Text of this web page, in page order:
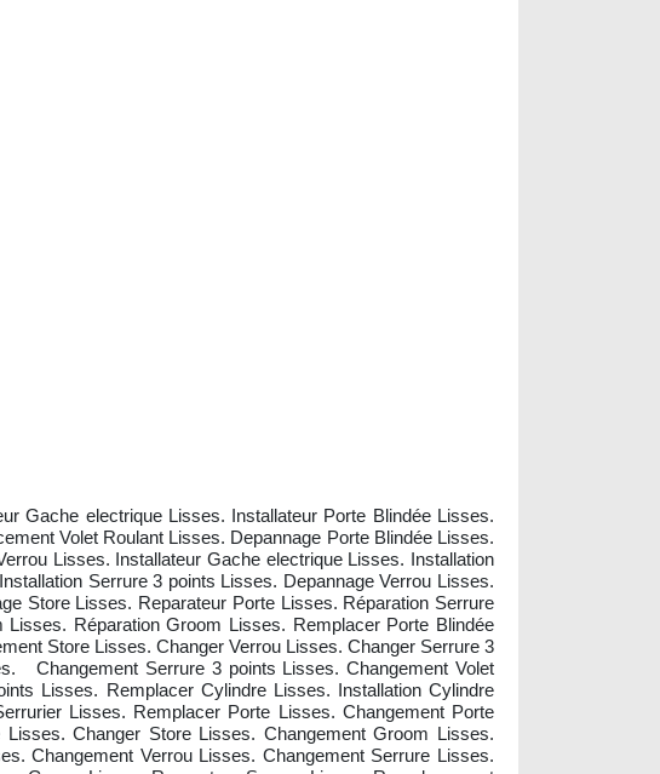
Gache electrique Lisses. Installateur Porte Blindée Lisses.
Volet Roulant Lisses. Depannage Porte Blindée Lisses.
Lisses. Installateur Gache electrique Lisses. Installation
Serrure 3 points Lisses. Depannage Verrou Lisses.
Store Lisses. Reparateur Porte Lisses. Réparation Serrure
Réparation Groom Lisses. Remplacer Porte Blindée
Store Lisses. Changer Verrou Lisses. Changer Serrure 3
Changement Serrure 3 points Lisses. Changement Volet
Lisses. Remplacer Cylindre Lisses. Installation Cylindre
Lisses. Remplacer Porte Lisses. Changement Porte
Changer Store Lisses. Changement Groom Lisses.
Changement Verrou Lisses. Changement Serrure Lisses.